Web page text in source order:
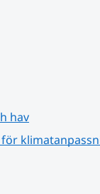
hav